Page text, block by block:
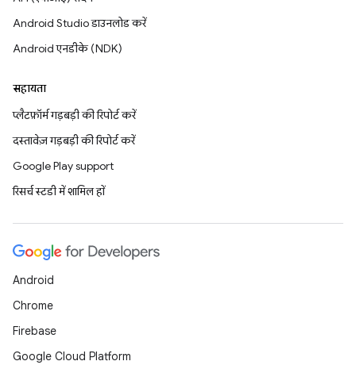
Android Studio डाउनलोड करें
Android एनडीके (NDK)
सहायता
प्लैटफ़ॉर्म गड़बड़ी की रिपोर्ट करें
दस्तावेज़ गड़बड़ी की रिपोर्ट करें
Google Play support
रिसर्च स्टडी में शामिल हों
Android
Chrome
Firebase
Google Cloud Platform